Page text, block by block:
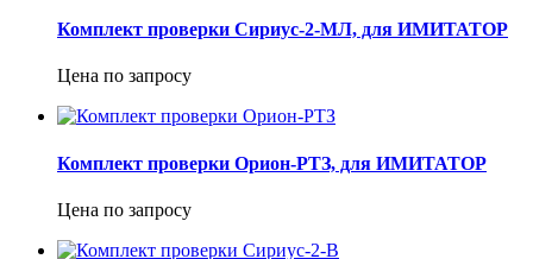
Комплект проверки Сириус-2-МЛ, для ИМИТАТОР
Цена по запросу
Комплект проверки Орион-РТЗ, для ИМИТАТОР
Цена по запросу